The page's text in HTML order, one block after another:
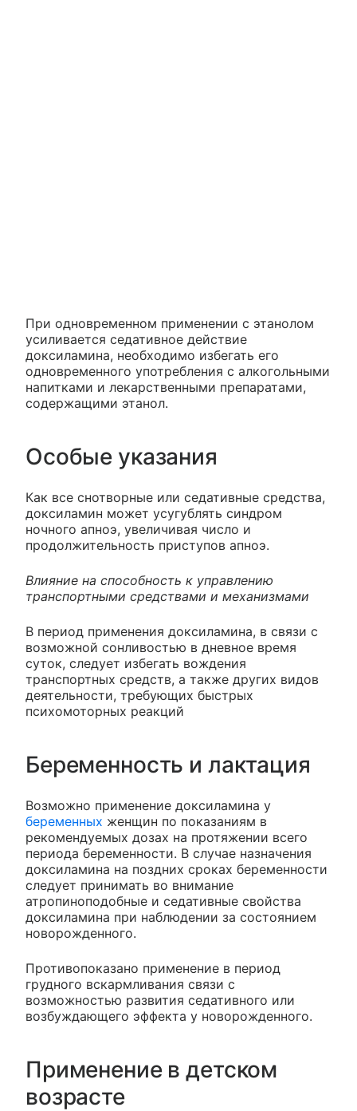
При одновременном применении с этанолом
усиливается седативное действие
доксиламина, необходимо избегать его
одновременного употребления с алкогольными
напитками и лекарственными препаратами,
содержащими этанол.
Особые указания
Как все снотворные или седативные средства,
доксиламин может усугублять синдром
ночного апноэ, увеличивая число и
продолжительность приступов апноэ.
Влияние на способность к управлению
транспортными средствами и механизмами
В период применения доксиламина, в связи с
возможной сонливостью в дневное время
суток, следует избегать вождения
транспортных средств, а также других видов
деятельности, требующих быстрых
психомоторных реакций
Беременность и лактация
Возможно применение доксиламина у
беременных женщин по показаниям в
рекомендуемых дозах на протяжении всего
периода беременности. В случае назначения
доксиламина на поздних сроках беременности
следует принимать во внимание
атропиноподобные и седативные свойства
доксиламина при наблюдении за состоянием
новорожденного.
Противопоказано применение в период
грудного вскармливания связи с
возможностью развития седативного или
возбуждающего эффекта у новорожденного.
Применение в детском
возрасте